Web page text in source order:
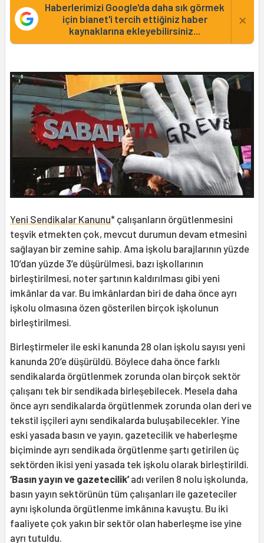
Haberlerimizi Google'da daha sık görmek
için bianet'i tercih ettiğiniz haber
kaynaklarına ekleyebilirsiniz...
×
Yeni Sendikalar Kanunu* çalışanların örgütlenmesini
teşvik etmekten çok, mevcut durumun devam etmesini
sağlayan bir zemine sahip. Ama işkolu barajlarının yüzde
10’dan yüzde 3’e düşürülmesi, bazı işkollarının
birleştirilmesi, noter şartının kaldırılması gibi yeni
imkânlar da var. Bu imkânlardan biri de daha önce ayrı
işkolu olmasına özen gösterilen birçok işkolunun
birleştirilmesi.
Birleştirmeler ile eski kanunda 28 olan işkolu sayısı yeni
kanunda 20’e düşürüldü. Böylece daha önce farklı
sendikalarda örgütlenmek zorunda olan birçok sektör
çalışanı tek bir sendikada birleşebilecek. Mesela daha
önce ayrı sendikalarda örgütlenmek zorunda olan deri ve
tekstil işçileri aynı sendikalarda buluşabilecekler. Yine
eski yasada basın ve yayın, gazetecilik ve haberleşme
biçiminde ayrı sendikada örgütlenme şartı getirilen üç
sektörden ikisi yeni yasada tek işkolu olarak birleştirildi.
‘Basın yayın ve gazetecilik’adı verilen 8 nolu işkolunda,
basın yayın sektörünün tüm çalışanları ile gazeteciler
aynı işkolunda örgütlenme imkânına kavuştu. Bu iki
faaliyete çok yakın bir sektör olan haberleşme ise yine
ayrı tutuldu.